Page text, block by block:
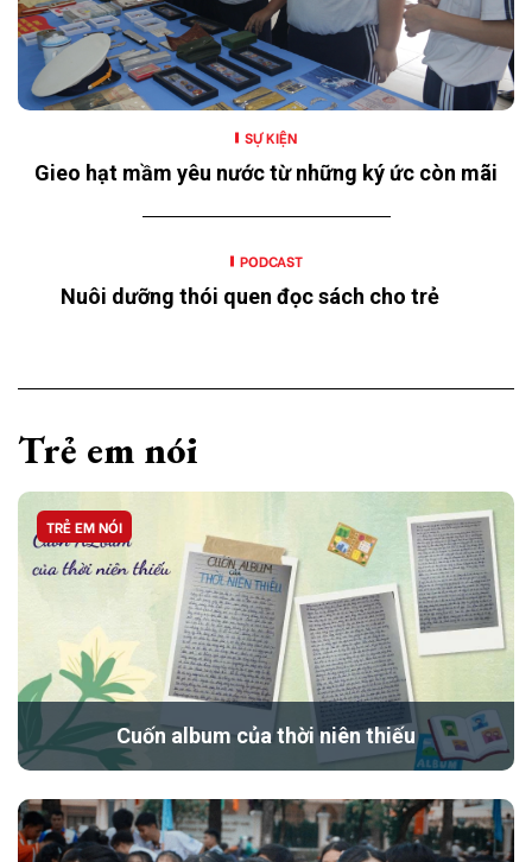
SỰ KIỆN
Gieo hạt mầm yêu nước từ những ký ức còn mãi
PODCAST
Nuôi dưỡng thói quen đọc sách cho trẻ
Trẻ em nói
TRẺ EM NÓI
Cuốn album của thời niên thiếu